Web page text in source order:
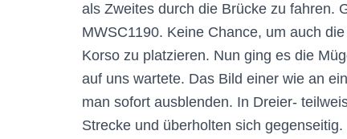
als Zweites durch die Brücke zu fahren.
MWSC1190. Keine Chance, um auch
Korso zu platzieren. Nun ging es die
auf uns wartete. Das Bild einer wie an
man sofort ausblenden. In Dreier-
Strecke und überholten sich